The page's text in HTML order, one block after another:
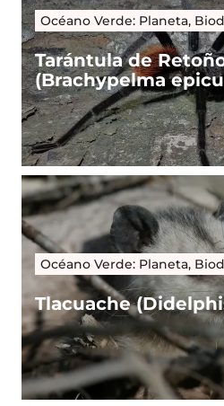
Océano Verde: Planeta,
Tarántula de
(Brachypelma
Océano Verde: Planeta,
Tlacuache